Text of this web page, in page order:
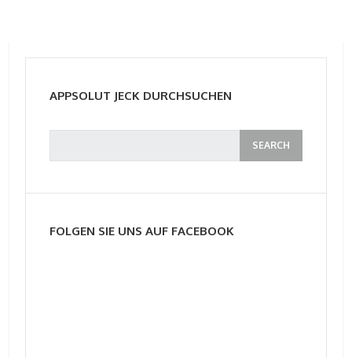
APPSOLUT JECK DURCHSUCHEN
FOLGEN SIE UNS AUF FACEBOOK